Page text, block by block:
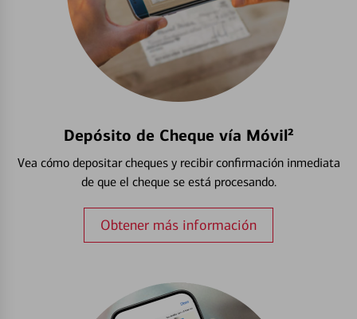
Depósito de Cheque vía Móvil²
Vea cómo depositar cheques y recibir confirmación inmediata
de que el cheque se está procesando.
Obtener más información